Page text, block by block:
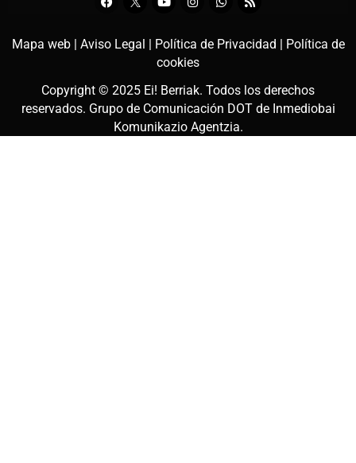
Mapa web | Aviso Legal | Política de Privacidad |
Política de
cookies
Copyright © 2025 Ei! Berriak. Todos los derechos
reservados. Grupo de Comunicación DOT de Inmediobai
Komunikazio Agentzia.